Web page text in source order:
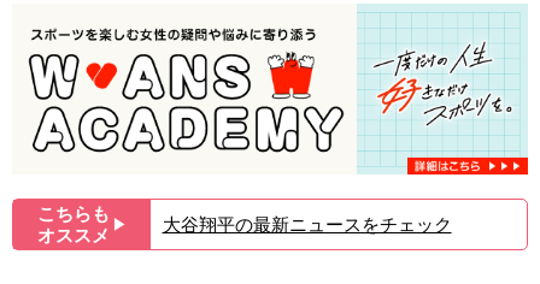
こちらも
オススメ ▶︎ 大谷翔平の最新ニュースをチェック